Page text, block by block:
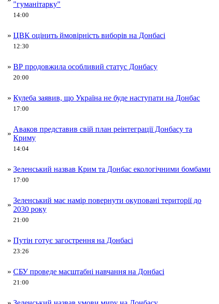
"гуманітарку"
14:00
» ЦВК оцінить ймовірність виборів на Донбасі
12:30
» ВР продовжила особливий статус Донбасу
20:00
» Кулеба заявив, що Україна не буде наступати на Донбас
17:00
»
Аваков представив свій план реінтеграції Донбасу та
Криму
14:04
» Зеленський назвав Крим та Донбас екологічними бомбами
17:00
»
Зеленський має намір повернути окуповані території до
2030 року
21:00
» Путін готує загострення на Донбасі
23:26
» СБУ проведе масштабні навчання на Донбасі
21:00